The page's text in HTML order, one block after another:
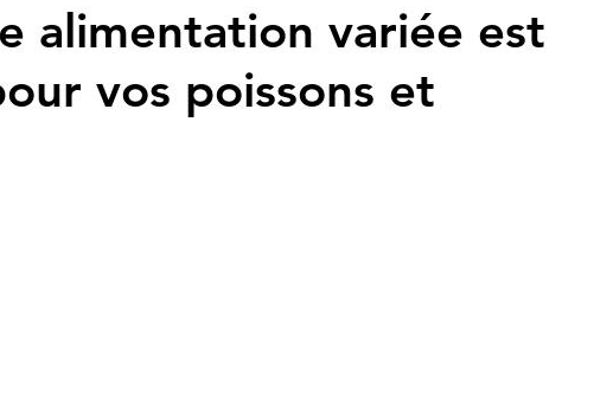
alimentation variée est
vos poissons et